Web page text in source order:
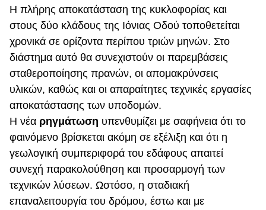
Η πλήρης αποκατάσταση της κυκλοφορίας και
στους δύο κλάδους της Ιόνιας Οδού τοποθετείται
χρονικά σε ορίζοντα περίπου τριών μηνών. Στο
διάστημα αυτό θα συνεχιστούν οι παρεμβάσεις
σταθεροποίησης πρανών, οι απομακρύνσεις
υλικών, καθώς και οι απαραίτητες τεχνικές εργασίες
αποκατάστασης των υποδομών.
Η νέα ρηγμάτωση υπενθυμίζει με σαφήνεια ότι το
φαινόμενο βρίσκεται ακόμη σε εξέλιξη και ότι η
γεωλογική συμπεριφορά του εδάφους απαιτεί
συνεχή παρακολούθηση και προσαρμογή των
τεχνικών λύσεων. Ωστόσο, η σταδιακή
επαναλειτουργία του δρόμου, έστω και με